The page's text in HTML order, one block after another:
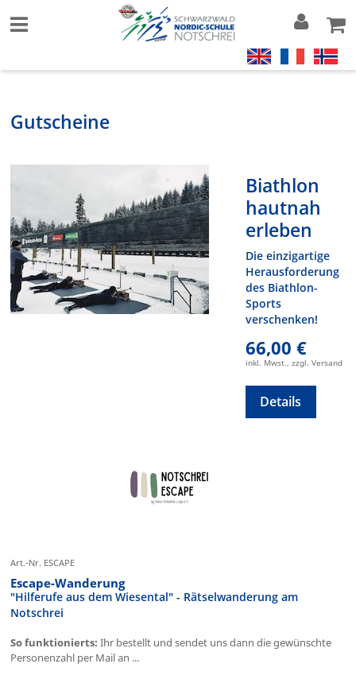
Gutscheine
Biathlon
hautnah
erleben
Die einzigartige
Herausforderung
des Biathlon-
Sports
verschenken!
66,00 €
inkl. Mwst., zzgl. Versand
Details
Art.-Nr. ESCAPE
Escape-Wanderung
"Hilferufe aus dem Wiesental" - Rätselwanderung am
Notschrei
So funktionierts: Ihr bestellt und sendet uns dann die gewünschte
Personenzahl per Mail an ...